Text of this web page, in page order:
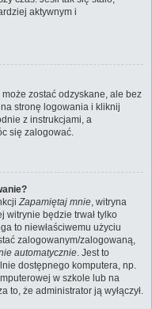
aktywnym i
zostać odzyskane, ale bez
stronę logowania i kliknij
z instrukcjami, a
się zalogować.
Zapamiętaj mnie, witryna
witrynie będzie trwał tylko
to niewłaściwemu użyciu
zalogowanym/zalogowaną,
automatycznie. Jest to
dostępnego komputera, np.
w szkole lub na
to, że administrator ją wyłączył.